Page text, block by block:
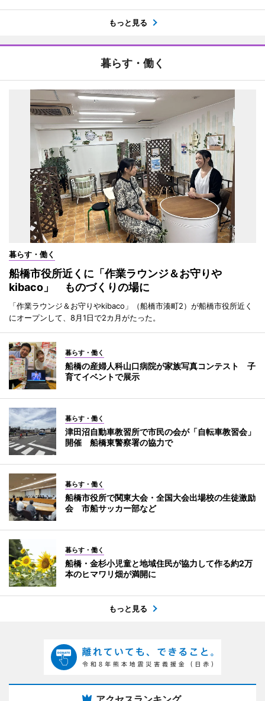
もっと見る
暮らす・働く
暮らす・働く
船橋市役所近くに「作業ラウンジ＆お守りや
kibaco」 ものづくりの場に
「作業ラウンジ＆お守りやkibaco」（船橋市湊町2）が船橋市役所近く
にオープンして、8月1日で2カ月がたった。
暮らす・働く
船橋の産婦人科山口病院が家族写真コンテスト 子
育てイベントで展示
暮らす・働く
津田沼自動車教習所で市民の会が「自転車教習会」
開催 船橋東警察署の協力で
暮らす・働く
船橋市役所で関東大会・全国大会出場校の生徒激励
会 市船サッカー部など
暮らす・働く
船橋・金杉小児童と地域住民が協力して作る約2万
本のヒマワリ畑が満開に
もっと見る